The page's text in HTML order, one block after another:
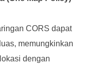
CORS dapat
memungkinkan
dengan